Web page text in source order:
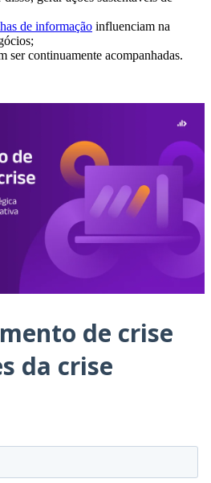
de informação influenciam na
ser continuamente acompanhadas.